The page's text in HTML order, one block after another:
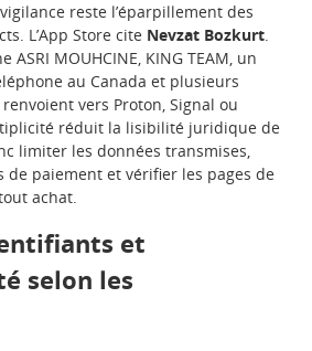
reste l’éparpillement des
L’App Store cite Nevzat Bozkurt.
ASRI MOUHCINE, KING TEAM, un
au Canada et plusieurs
vers Proton, Signal ou
réduit la lisibilité juridique de
limiter les données transmises,
de paiement et vérifier les pages de
achat.
et
selon les